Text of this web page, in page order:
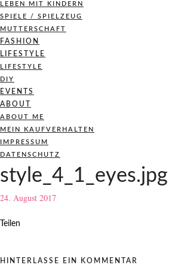
LEBEN MIT KINDERN
SPIELE / SPIELZEUG
MUTTERSCHAFT
FASHION
LIFESTYLE
LIFESTYLE
DIY
EVENTS
ABOUT
ABOUT ME
MEIN KAUFVERHALTEN
IMPRESSUM
DATENSCHUTZ
style_4_1_eyes.jpg
24. August 2017
Teilen
HINTERLASSE EIN KOMMENTAR